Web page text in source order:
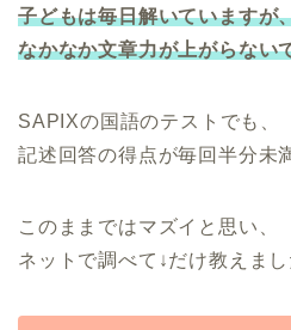
子どもは毎日解いていますが
なかなか文章力が上がらない
SAPIXの国語のテストでも、
記述回答の得点が毎回半分未
このままではマズイと思い、
ネットで調べて↓だけ教えまし